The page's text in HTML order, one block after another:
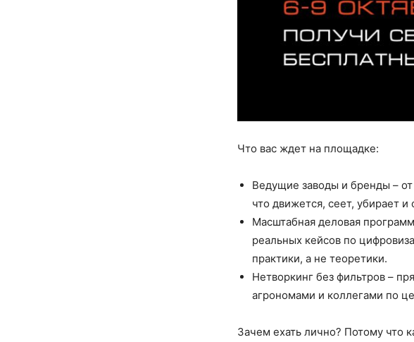
Что вас ждет на площадке:
Ведущие заводы и бренды –
что движется, сеет, убирает
Масштабная деловая
реальных кейсов по
практики, а не теоретики.
Нетворкинг без фильтров –
агрономами и коллегами по
Зачем ехать лично? Потому что